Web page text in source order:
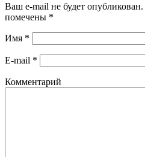
Ваш e-mail не будет опубликован.
помечены *
Имя *
E-mail *
Комментарий